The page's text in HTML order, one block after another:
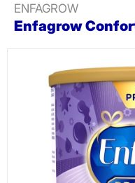
ENFAGROW
Enfagrow